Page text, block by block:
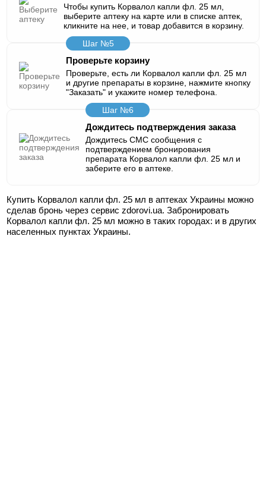
Чтобы купить Корвалол капли фл. 25 мл,
выберите аптеку на карте или в списке аптек,
кликните на нее, и товар добавится в корзину.
Шаг №5
Проверьте корзину
Проверьте, есть ли Корвалол капли фл. 25 мл
и другие препараты в корзине, нажмите кнопку
"Заказать" и укажите номер телефона.
Шаг №6
Дождитесь подтверждения заказа
Дождитесь СМС сообщения с
подтверждением бронирования
препарата Корвалол капли фл. 25 мл и
заберите его в аптеке.
Купить Корвалол капли фл. 25 мл в аптеках Украины можно
сделав бронь через сервис zdorovi.ua. Забронировать
Корвалол капли фл. 25 мл можно в таких городах: и в других
населенных пунктах Украины.